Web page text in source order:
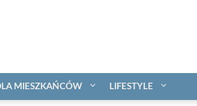
MIESZKAŃCÓW LIFESTYLE